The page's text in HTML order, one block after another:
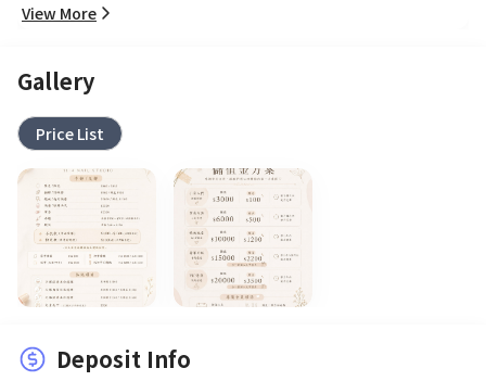
View More
Gallery
Price List
Deposit Info